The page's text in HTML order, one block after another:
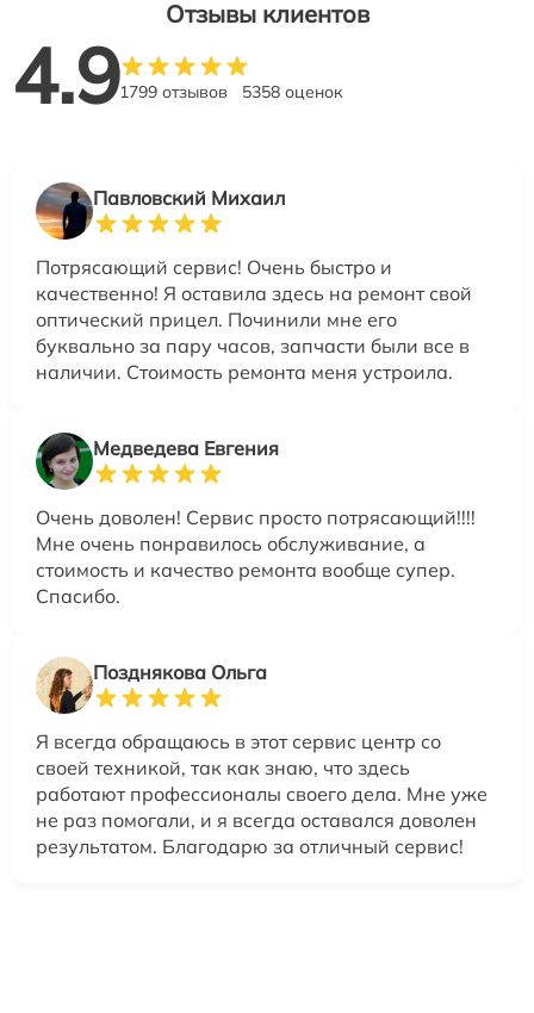
Отзывы клиентов
4.91799 отзывов 5358 оценок
Павловский Михаил
Потрясающий сервис! Очень быстро и
качественно! Я оставила здесь на ремонт свой
оптический прицел. Починили мне его
буквально за пару часов, запчасти были все в
наличии. Стоимость ремонта меня устроила.
Медведева Евгения
Очень доволен! Сервис просто потрясающий!!!!
Мне очень понравилось обслуживание, а
стоимость и качество ремонта вообще супер.
Спасибо.
Позднякова Ольга
Я всегда обращаюсь в этот сервис центр со
своей техникой, так как знаю, что здесь
работают профессионалы своего дела. Мне уже
не раз помогали, и я всегда оставался доволен
результатом. Благодарю за отличный сервис!